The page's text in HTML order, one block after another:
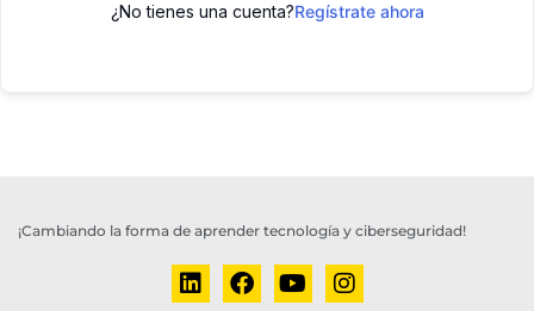
¿No tienes una cuenta?Regístrate ahora
¡Cambiando la forma de aprender tecnología y ciberseguridad!